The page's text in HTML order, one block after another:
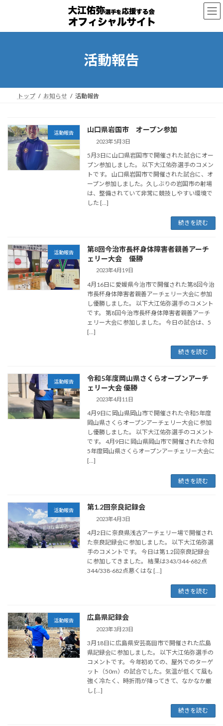
ン
ー
活動報告
トップ お知らせ 活動報告
活動報告 山口県岩国市 オープン参加
2023年5月3日
5月3日に山口県岩国市で開催された試合にオー
プン参加しました。 以下大江佑弥選手のコメン
トです。 山口県岩国市で開催された試合に、オ
ープン参加しました。久しぶりの岩国市の射場
は、整備されていて非常に競技しやすい環境で
した […]
続きを読む
活動報告
第8回今治市長杯身体障害者親善アーチ
ェリー大会 優勝
2023年4月19日
4月16日に愛媛県今治市で開催された第8回今治
市長杯身体障害者親善アーチェリー大会に参加
し優勝しました。 以下大江佑弥選手のコメント
です。 第8回今治市長杯身体障害者親善アーチ
ェリー大会に参加しました。 今日の試合は、5
[…]
続きを読む
活動報告
令和5年度岡山県さくらオープンアーチ
ェリー大会 優勝
2023年4月11日
4月9日に岡山県岡山市で開催された令和5年度
岡山県さくらオープンアーチェリー大会に参加
し優勝しました。 以下大江佑弥選手のコメント
です。 4月9日に岡山県岡山市で開催された令和
5年度岡山県さくらオープンアーチェリー大会に
[…]
続きを読む
活動報告 第1.2回奈良記録会
2023年4月3日
4月2日に奈良県浅古アーチェリー場で開催され
た奈良記録会に参加しました。 以下大江佑弥選
手のコメントです。 今日は第1.2回奈良記録会
に参加してきました。 結果は343/344-682点
344/338-682点悪くはな […]
続きを読む
活動報告 広島県記録会
2023年3月23日
3月18日に広島県安芸高田市で開催された広島
県記録会に参加しました。 以下大江佑弥選手の
コメントです。 今年初めての、屋外でのターゲ
ット（50m）の試合でした。気温が低くて風も
強く冷たく、時折雨が降ってきて、なかなか厳
し […]
続きを読む